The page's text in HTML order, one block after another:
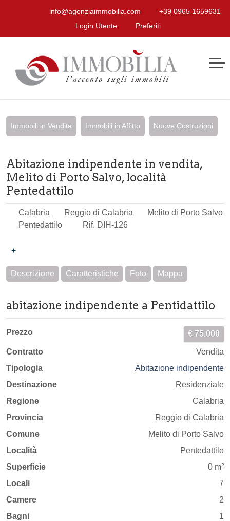
info@agenziaimmobilia.com
+39 0965 1659631
Login Utente
Preferiti
Immobili in Vendita Immobili in Affitto Nuove Costruzioni
Abitazione indipendente in vendita,
Melito di Porto Salvo, località
Pentedattilo
Calabria Reggio di Calabria
Melito di Porto Salvo
Pentedattilo
Rif. DIH-126
+
Descrizione Caratteristiche Foto Mappa
abitazione indipendente a Pentidattilo
Prezzo € 75.000
Contratto
Vendita
Tipologia
Abitazione indipendente
Destinazione
Residenziale
Regione
Calabria
Provincia
Reggio di Calabria
Comune
Melito di Porto Salvo
Località
Pentedattilo
Superficie
0 m²
Locali
7
Camere
2
Bagni
1